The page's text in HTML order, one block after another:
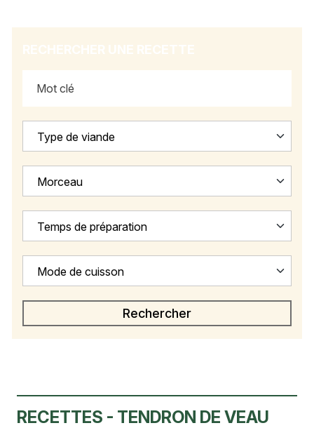
Type de viande
Morceau
Temps de préparation
Mode de cuisson
RECETTES - TENDRON DE VEAU